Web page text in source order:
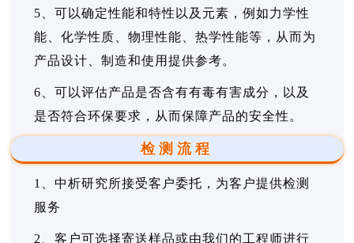
5、可以确定性能和特性以及元素，例如力学性
能、化学性质、物理性能、热学性能等，从而为
产品设计、制造和使用提供参考。
6、可以评估产品是否含有有毒有害成分，以及
是否符合环保要求，从而保障产品的安全性。
检测流程
1、中析研究所接受客户委托，为客户提供检测
服务
2、客户可选择寄送样品或由我们的工程师进行